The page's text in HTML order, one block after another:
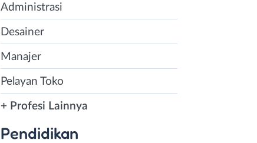
Administrasi
Desainer
Manajer
Pelayan Toko
+ Profesi Lainnya
Pendidikan